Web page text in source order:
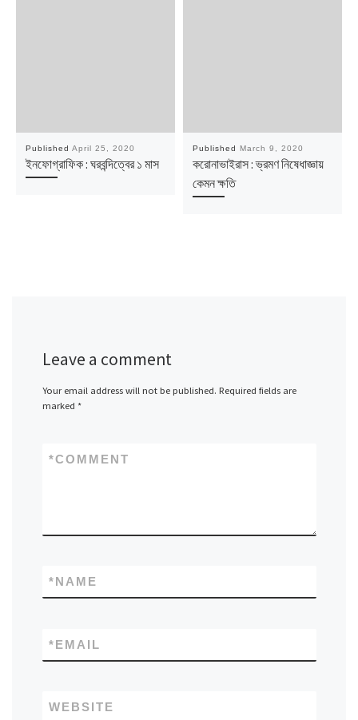
Published April 25, 2020
ইনফোগ্রাফিক : ঘরবন্দিত্বের ১ মাস
Published March 9, 2020
করোনাভাইরাস : ভ্রমণ নিষেধাজ্ঞায়
কেমন ক্ষতি
Leave a comment
Your email address will not be published. Required fields are
marked *
COMMENT
*
NAME
*
EMAIL
*
WEBSITE